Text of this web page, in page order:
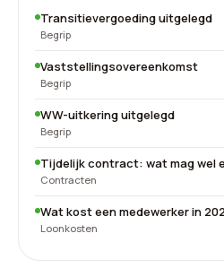
Transitievergoeding uitgelegd
Begrip
Vaststellingsovereenkomst
Begrip
WW-uitkering uitgelegd
Begrip
Tijdelijk contract: wat mag wel
Contracten
Wat kost een medewerker in
Loonkosten